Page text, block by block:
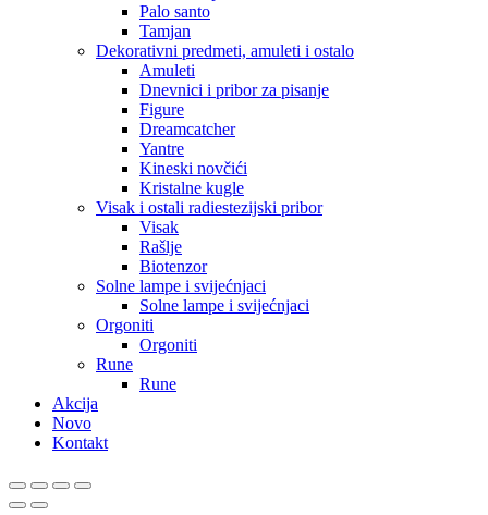
Palo santo
Tamjan
Dekorativni predmeti, amuleti i ostalo
Amuleti
Dnevnici i pribor za pisanje
Figure
Dreamcatcher
Yantre
Kineski novčići
Kristalne kugle
Visak i ostali radiestezijski pribor
Visak
Rašlje
Biotenzor
Solne lampe i svijećnjaci
Solne lampe i svijećnjaci
Orgoniti
Orgoniti
Rune
Rune
Akcija
Novo
Kontakt